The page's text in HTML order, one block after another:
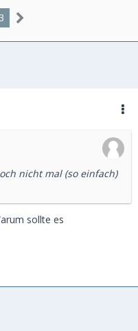
3
nicht mal (so einfach)
sollte es